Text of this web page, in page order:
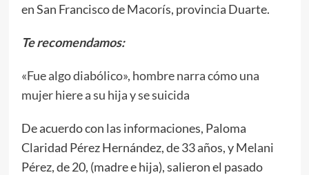
en San Francisco de Macorís, provincia Duarte.
Te recomendamos:
«Fue algo diabólico», hombre narra cómo una
mujer hiere a su hija y se suicida
De acuerdo con las informaciones, Paloma
Claridad Pérez Hernández, de 33 años, y Melani
Pérez, de 20, (madre e hija), salieron el pasado